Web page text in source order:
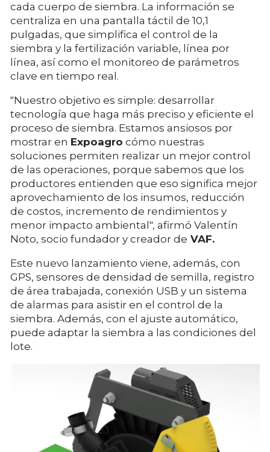
cada cuerpo de siembra. La información se
centraliza en una pantalla táctil de 10,1
pulgadas, que simplifica el control de la
siembra y la fertilización variable, línea por
línea, así como el monitoreo de parámetros
clave en tiempo real.
"Nuestro objetivo es simple: desarrollar
tecnología que haga más preciso y eficiente el
proceso de siembra. Estamos ansiosos por
mostrar en Expoagro cómo nuestras
soluciones permiten realizar un mejor control
de las operaciones, porque sabemos que los
productores entienden que eso significa mejor
aprovechamiento de los insumos, reducción
de costos, incremento de rendimientos y
menor impacto ambiental", afirmó Valentín
Noto, socio fundador y creador de VAF.
Este nuevo lanzamiento viene, además, con
GPS, sensores de densidad de semilla, registro
de área trabajada, conexión USB y un sistema
de alarmas para asistir en el control de la
siembra. Además, con el ajuste automático,
puede adaptar la siembra a las condiciones del
lote.